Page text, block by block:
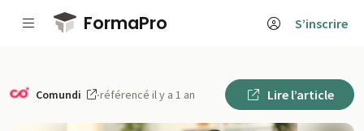
Passer au contenu principal
FormaPro S’inscrire
Comundi ·référencé il y a 1 an Lire l’article